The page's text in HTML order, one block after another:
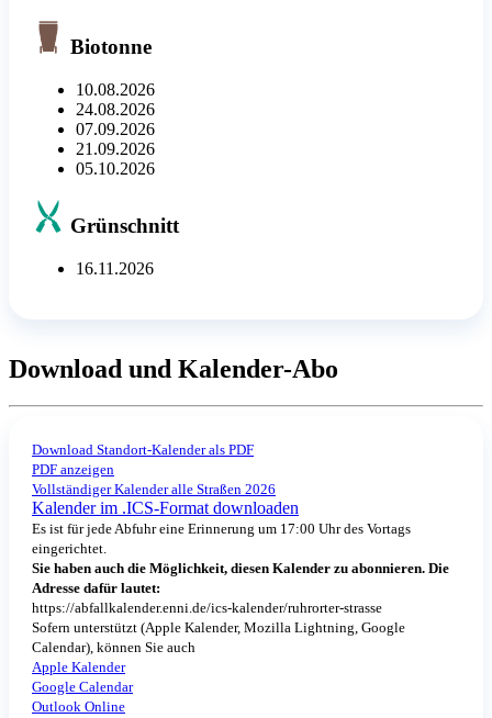
Biotonne
10.08.2026
24.08.2026
07.09.2026
21.09.2026
05.10.2026
Grünschnitt
16.11.2026
Download und Kalender-Abo
Download Standort-Kalender als PDF
PDF anzeigen
Vollständiger Kalender alle Straßen 2026
Kalender im .ICS-Format downloaden
Es ist für jede Abfuhr eine Erinnerung um 17:00 Uhr des Vortags
eingerichtet.
Sie haben auch die Möglichkeit, diesen Kalender zu abonnieren. Die
Adresse dafür lautet:
https://abfallkalender.enni.de/ics-kalender/ruhrorter-strasse
Sofern unterstützt (Apple Kalender, Mozilla Lightning, Google
Calendar), können Sie auch
Apple Kalender
Google Calendar
Outlook Online